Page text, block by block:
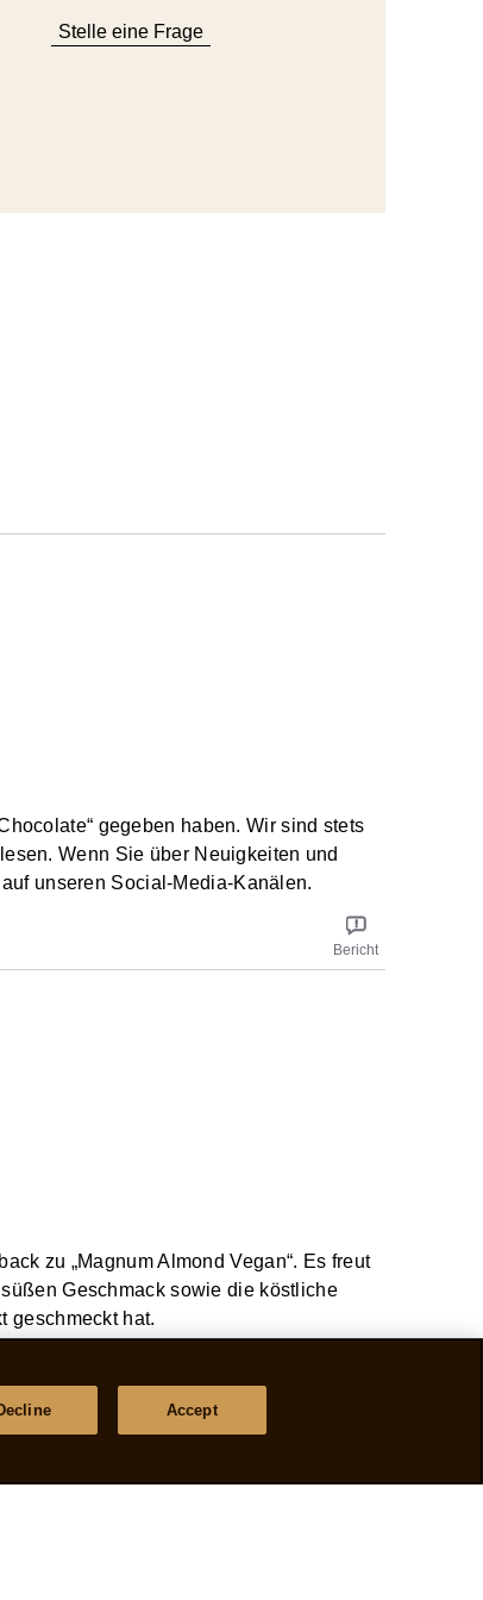
Stelle eine Frage
gegeben haben. Wir sind stets
Wenn Sie über Neuigkeiten und
unseren Social-Media-Kanälen.
Bericht
zu „Magnum Almond Vegan“. Es freut
Geschmack sowie die köstliche
geschmeckt hat.
Accept